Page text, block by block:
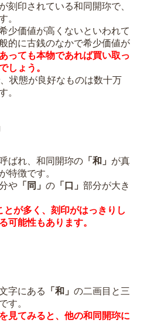
刻印されている和同開珎で、
。
少価値が高くないといわれて
的に古銭のなかで希少価値が
っても本物であれば買い取っ
しょう。
状態が良好なものは数十万
。
ばれ、和同開珎の 「和」 が真
特徴です。
や 「同」 の 「口」 部分が大き
が多く、刻印がはっきりし
可能性もあります。
字にある 「和」 の二画目と三
す。
見てみると、他の和同開珎に